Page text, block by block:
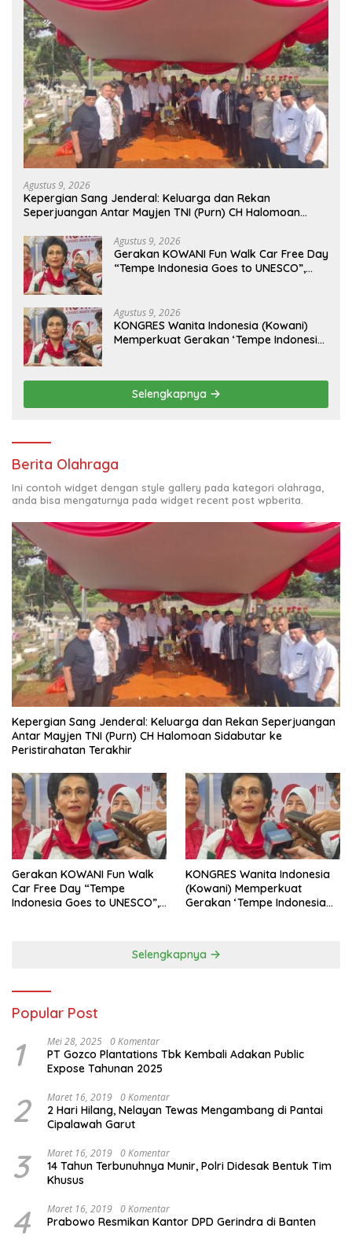
Agustus 9, 2026
Kepergian Sang Jenderal: Keluarga dan Rekan
Seperjuangan Antar Mayjen TNI (Purn) CH Halomoan
Agustus 9, 2026
Gerakan KOWANI Fun Walk Car Free Day
“Tempe Indonesia Goes to UNESCO”,
Agustus 9, 2026
KONGRES Wanita Indonesia (Kowani)
Memperkuat Gerakan ‘Tempe Indonesia
Selengkapnya
Berita Olahraga
Ini contoh widget dengan style gallery pada kategori olahraga,
anda bisa mengaturnya pada widget recent post wpberita.
Kepergian Sang Jenderal: Keluarga dan Rekan Seperjuangan
Antar Mayjen TNI (Purn) CH Halomoan Sidabutar ke
Peristirahatan Terakhir
Gerakan KOWANI Fun Walk
Car Free Day “Tempe
Indonesia Goes to UNESCO”,
KONGRES Wanita Indonesia
(Kowani) Memperkuat
Gerakan ‘Tempe Indonesia
Selengkapnya
Popular Post
1 Mei 28, 2025 0 Komentar
PT Gozco Plantations Tbk Kembali Adakan Public
Expose Tahunan 2025
2 Maret 16, 2019 0 Komentar
2 Hari Hilang, Nelayan Tewas Mengambang di Pantai
Cipalawah Garut
3 Maret 16, 2019 0 Komentar
14 Tahun Terbunuhnya Munir, Polri Didesak Bentuk Tim
Khusus
4 Maret 16, 2019 0 Komentar
Prabowo Resmikan Kantor DPD Gerindra di Banten